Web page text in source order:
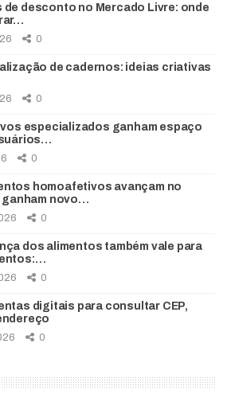
de desconto no Mercado Livre: onde
0
de cadernos: ideias criativas
0
especializados ganham espaço
0
homoafetivos avançam no
ganham novo…
0
dos alimentos também vale para
0
digitais para consultar CEP,
0